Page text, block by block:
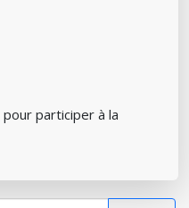
pour participer à la